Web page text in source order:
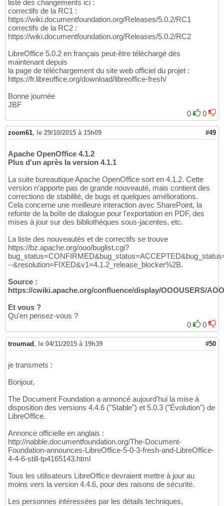
liste des changements ici :
correctifs de la RC1 :
https://wiki.documentfoundation.org/Releases/5.0.2/RC1
correctifs de la RC2 :
https://wiki.documentfoundation.org/Releases/5.0.2/RC2
LibreOffice 5.0.2 en français peut-être téléchargé dés
maintenant depuis
la page de téléchargement du site web officiel du projet :
https://fr.libreoffice.org/download/libreoffice-fresh/
Bonne journée
JBF
0
0
zoom61, le 29/10/2015 à 15h09 #49
Apache OpenOffice 4.1.2
Plus d'un après la version 4.1.1
La suite bureautique Apache OpenOffice sort en 4.1.2. Cette
version n'apporte pas de grande nouveauté, mais contient des
corrections de stabilité, de bugs et quelques améliorations.
Cela concerne une meilleure interaction avec SharePoint, la
refonte de la boîte de dialogue pour l'exportation en PDF, des
mises à jour sur des bibliothèques sous-jacentes, etc.
La liste des nouveautés et de correctifs se trouve
https://bz.apache.org/ooo/buglist.cgi?
--&resolution=FIXED&v1=4.1.2_release_blocker%2B.
Source :
https://cwiki.apache.org/confluence/display/OOOUSERS/
Et vous ?
Qu'en pensez-vous ?
0
0
troumad , le 04/11/2015 à 19h39 #50
je transmets :
Bonjour,
The Document Foundation a annoncé aujourd'hui la mise à
disposition des versions 4.4.6 ("Stable") et 5.0.3 ("Évolution") de
LibreOffice.
Annonce officielle en anglais :
http://nabble.documentfoundation.org/The-Document-
Foundation-announces-LibreOffice-5-0-3-fresh-and-LibreOffice-
4-4-6-still-tp4165143.html
Tous les utilisateurs LibreOffice devraient mettre à jour au
moins vers la version 4.4.6, pour des raisons de sécurité.
Les personnes intéressées par les détails techniques,